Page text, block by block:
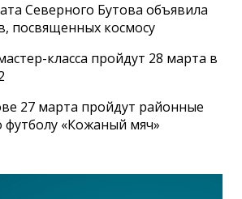
Северного Бутова объявила
посвященных космосу
класса пройдут 28 марта в
27 марта пройдут районные
футболу «Кожаный мяч»